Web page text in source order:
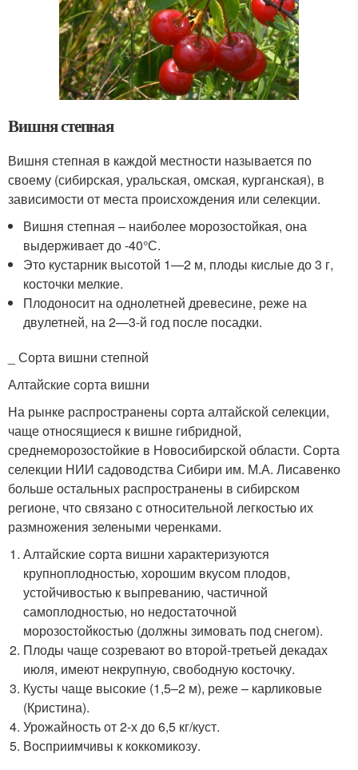
Вишня степная
Вишня степная в каждой местности называется по
своему (сибирская, уральская, омская, курганская), в
зависимости от места происхождения или селекции.
Вишня степная – наиболее морозостойкая, она
выдерживает до -40°С.
Это кустарник высотой 1—2 м, плоды кислые до 3 г,
косточки мелкие.
Плодоносит на однолетней древесине, реже на
двулетней, на 2—3-й год после посадки.
_ Сорта вишни степной
Алтайские сорта вишни
На рынке распространены сорта алтайской селекции,
чаще относящиеся к вишне гибридной,
среднеморозостойкие в Новосибирской области. Сорта
селекции НИИ садоводства Сибири им. М.А. Лисавенко
больше остальных распространены в сибирском
регионе, что связано с относительной легкостью их
размножения зелеными черенками.
Алтайские сорта вишни характеризуются
крупноплодностью, хорошим вкусом плодов,
устойчивостью к выпреванию, частичной
самоплодностью, но недостаточной
морозостойкостью (должны зимовать под снегом).
Плоды чаще созревают во второй-третьей декадах
июля, имеют некрупную, свободную косточку.
Кусты чаще высокие (1,5–2 м), реже – карликовые
(Кристина).
Урожайность от 2-х до 6,5 кг/куст.
Восприимчивы к коккомикозу.